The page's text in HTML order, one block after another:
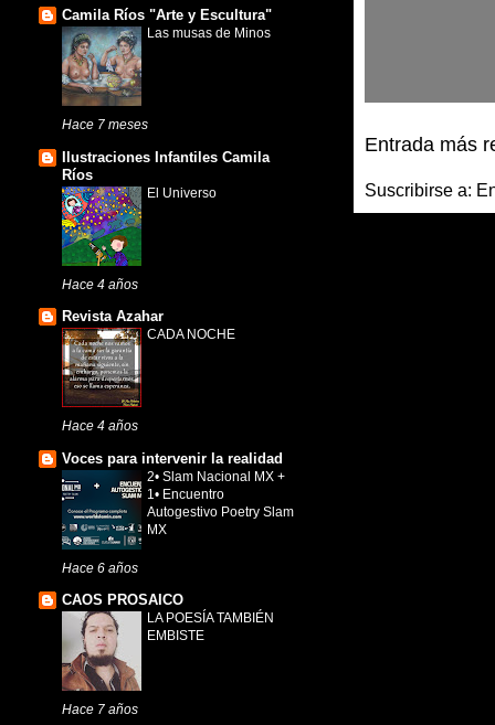
Entrada más
Suscribirse a:
Camila Ríos "Arte y Escultura"
Las musas de Minos
Hace 7 meses
Ilustraciones Infantiles Camila
Ríos
El Universo
Hace 4 años
Revista Azahar
CADA NOCHE
Hace 4 años
Voces para intervenir la realidad
2• Slam Nacional MX +
1• Encuentro
Autogestivo Poetry Slam
MX
Hace 6 años
CAOS PROSAICO
LA POESÍA TAMBIÉN
EMBISTE
Hace 7 años